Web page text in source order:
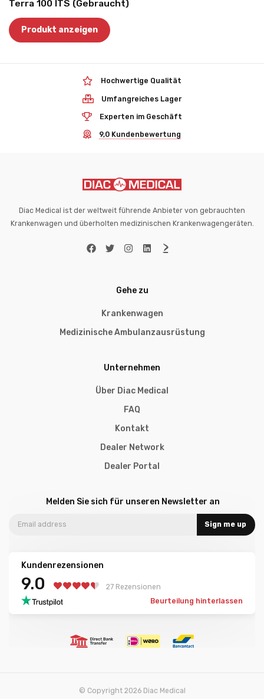
Terra 100 ITS (Gebraucht)
Produkt anzeigen
Hochwertige Qualität
Umfangreiches Lager
Experten im Geschäft
9,0 Kundenbewertung
Diac Medical ist der weltweit führende Anbieter von gebrauchten
Krankenwagen und überholten medizinischen Krankenwagengeräten.
Gehe zu
Krankenwagen
Medizinische Ambulanzausrüstung
Unternehmen
Über Diac Medical
FAQ
Kontakt
Dealer Network
Dealer Portal
Melden Sie sich für unseren Newsletter an
Sign me up
Kundenrezensionen
9.0
27 Rezensionen
Beurteilung hinterlassen
© Copyright 2026 Diac Medical